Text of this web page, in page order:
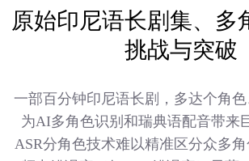
原始印尼语长剧集、多
挑战与突破
一部百分钟印尼语长剧，多达个角色
为AI多角色识别和瑞典语配音带来
ASR分角色技术难以精准区分众多